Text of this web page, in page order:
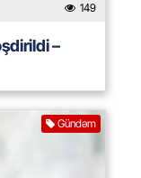
149
–
Gündəm